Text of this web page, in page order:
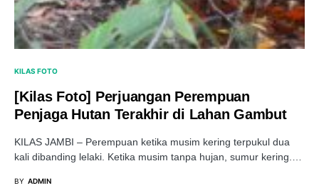
KILAS FOTO
[Kilas Foto] Perjuangan Perempuan
Penjaga Hutan Terakhir di Lahan Gambut
KILAS JAMBI – Perempuan ketika musim kering terpukul dua
kali dibanding lelaki. Ketika musim tanpa hujan, sumur kering.…
BY ADMIN